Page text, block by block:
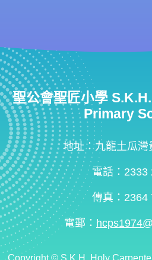
聖公會聖匠小學
Primary
地址：九龍土瓜灣
電話：2333
傳真：2364
電郵：
Copyright © S.K.H. Holy